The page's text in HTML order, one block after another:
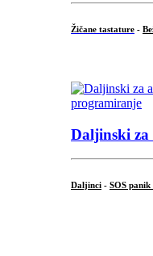
Žičane tastature -
Daljinski za
Daljinci - SOS